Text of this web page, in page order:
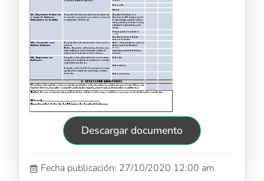
Descargar documento
Fecha publicación: 27/10/2020 12:00 am